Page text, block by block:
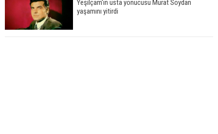
Yeşilçam'ın usta yonucusu Murat Soydan
yaşamını yitirdi